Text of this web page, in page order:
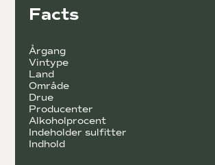
Facts
Årgang
Vintype
Land
Område
Drue
Producenter
Alkoholprocent
Indeholder sulfitter
Indhold